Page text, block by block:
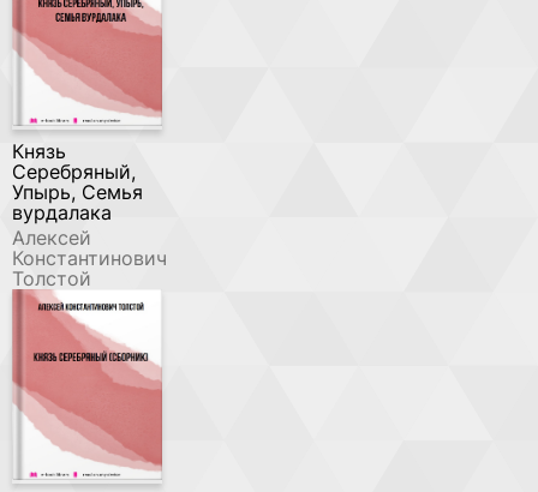
Князь
Серебряный,
Упырь, Семья
вурдалака
Алексей
Константинович
Толстой